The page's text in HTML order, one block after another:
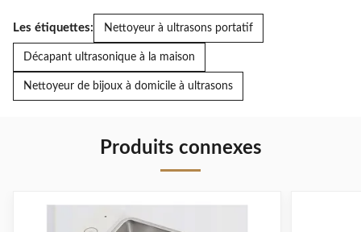
Les étiquettes: Nettoyeur à ultrasons portatif
Décapant ultrasonique à la maison
Nettoyeur de bijoux à domicile à ultrasons
Produits connexes